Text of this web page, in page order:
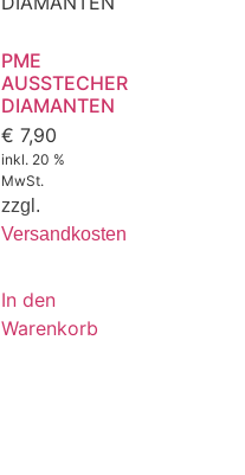
PME
AUSSTECHER
DIAMANTEN
€ 7,90
inkl. 20 %
MwSt.
zzgl.
Versandkosten
In den
Warenkorb